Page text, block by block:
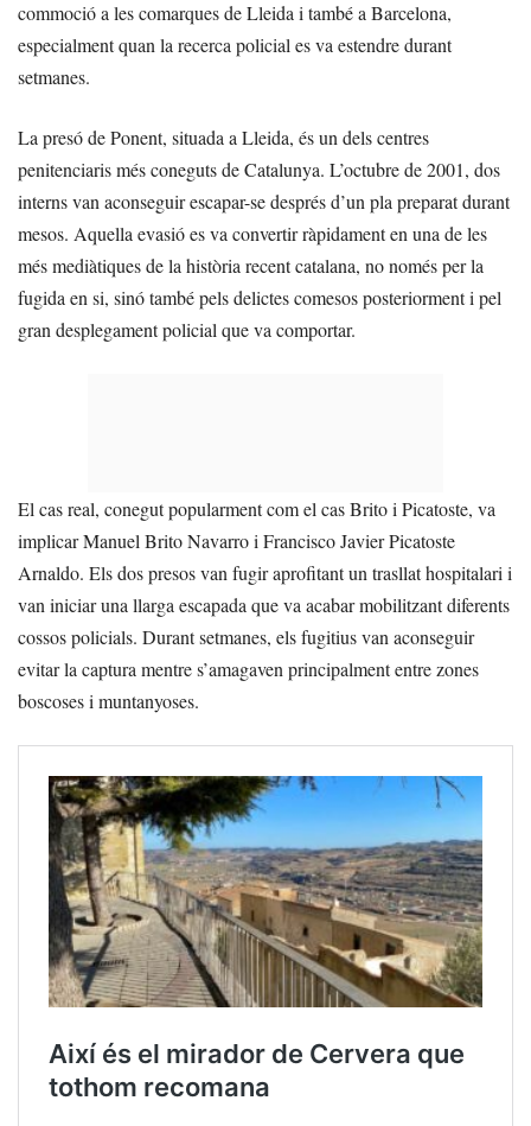
commoció a les comarques de Lleida i també a Barcelona,
especialment quan la recerca policial es va estendre durant
setmanes.
La presó de Ponent, situada a Lleida, és un dels centres
penitenciaris més coneguts de Catalunya. L’octubre de 2001, dos
interns van aconseguir escapar-se després d’un pla preparat durant
mesos. Aquella evasió es va convertir ràpidament en una de les
més mediàtiques de la història recent catalana, no només per la
fugida en si, sinó també pels delictes comesos posteriorment i pel
gran desplegament policial que va comportar.
El cas real, conegut popularment com el cas Brito i Picatoste, va
implicar Manuel Brito Navarro i Francisco Javier Picatoste
Arnaldo. Els dos presos van fugir aprofitant un trasllat hospitalari i
van iniciar una llarga escapada que va acabar mobilitzant diferents
cossos policials. Durant setmanes, els fugitius van aconseguir
evitar la captura mentre s’amagaven principalment entre zones
boscoses i muntanyoses.